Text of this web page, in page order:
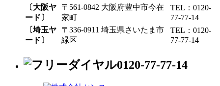
〔大阪ヤ
ード〕
〒561-0842 大阪府豊中市今在
家町
TEL：0120-
77-77-14
〔埼玉ヤ
ード〕
〒336-0911 埼玉県さいたま市
緑区
TEL：0120-
77-77-14
0120-77-77-14